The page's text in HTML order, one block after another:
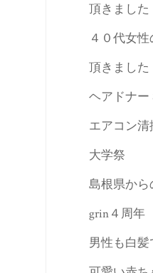
頂きました
４０代女
頂きました
ヘアドナー
エアコン清
大学祭
島根県か
grin４周年
男性も白